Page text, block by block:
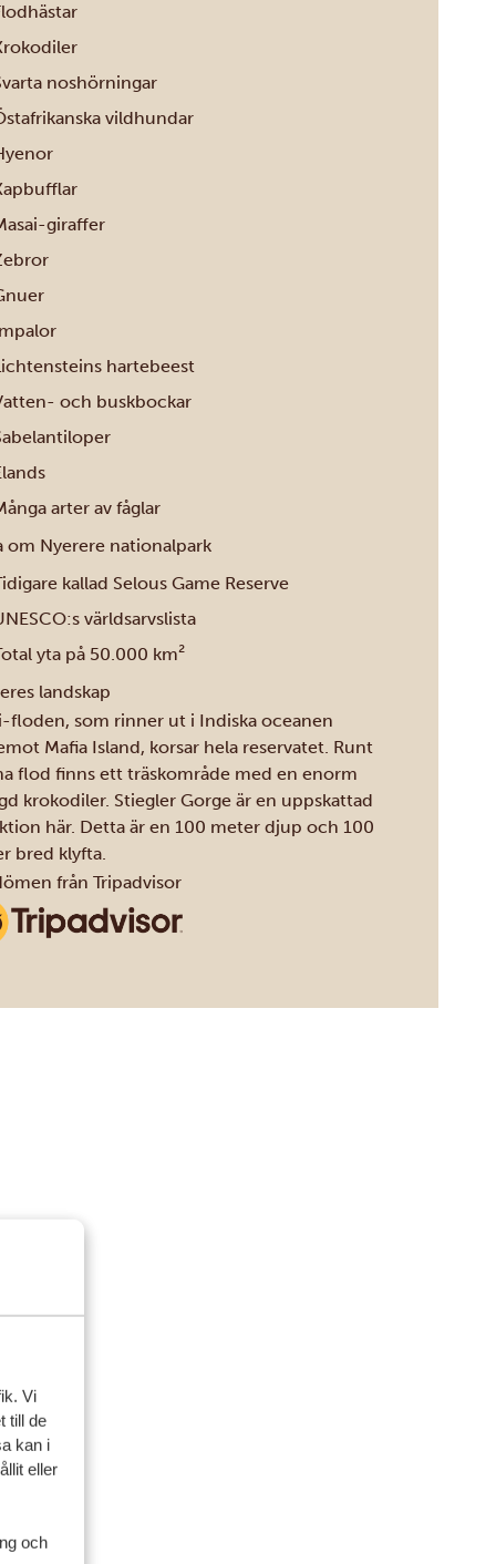
Vi
till de
kan i
eller
och
noshörningar
vildhundar
giraffer
hartebeest
och buskbockar
arter av fåglar
om Nyerere nationalpark
kallad Selous Game Reserve
världsarvslista
yta på 50.000 km²
landskap
floden, som rinner ut i Indiska oceanen
Mafia Island, korsar hela reservatet. Runt
flod finns ett träskområde med en enorm
krokodiler. Stiegler Gorge är en uppskattad
här. Detta är en 100 meter djup och 100
bred klyfta.
från Tripadvisor